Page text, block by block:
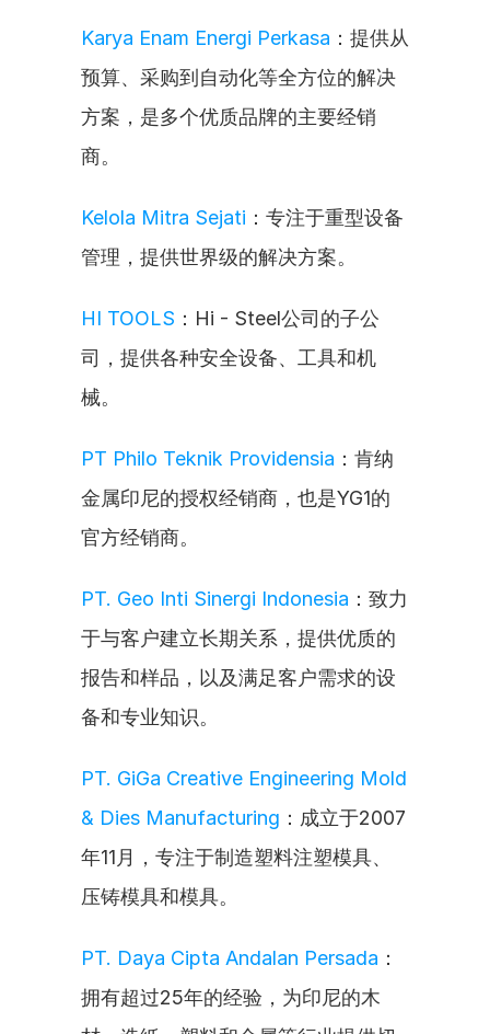
Karya Enam Energi Perkasa ：提供从
预算、采购到自动化等全方位的解决
方案，是多个优质品牌的主要经销
商。
Kelola Mitra Sejati ：专注于重型设备
管理，提供世界级的解决方案。
HI TOOLS ：Hi - Steel公司的子公
司，提供各种安全设备、工具和机
械。
PT Philo Teknik Providensia ：肯纳
金属印尼的授权经销商，也是YG1的
官方经销商。
PT. Geo Inti Sinergi Indonesia ：致力
于与客户建立长期关系，提供优质的
报告和样品，以及满足客户需求的设
备和专业知识。
PT. GiGa Creative Engineering Mold
& Dies Manufacturing ：成立于2007
年11月，专注于制造塑料注塑模具、
压铸模具和模具。
PT. Daya Cipta Andalan Persada ：
拥有超过25年的经验，为印尼的木